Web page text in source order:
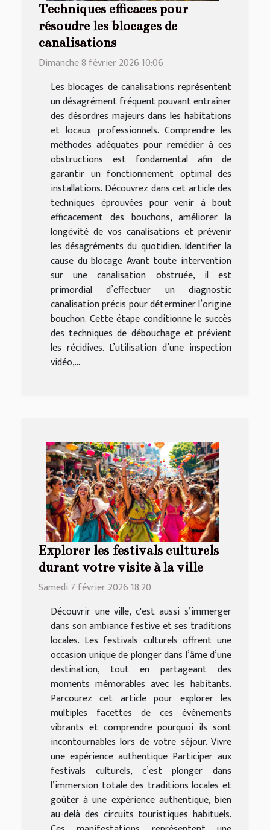
Techniques efficaces pour
résoudre les blocages de
canalisations
Dimanche 8 février 2026 10:06
Les blocages de canalisations représentent
un désagrément fréquent pouvant entraîner
des désordres majeurs dans les habitations
et locaux professionnels. Comprendre les
méthodes adéquates pour remédier à ces
obstructions est fondamental afin de
garantir un fonctionnement optimal des
installations. Découvrez dans cet article des
techniques éprouvées pour venir à bout
efficacement des bouchons, améliorer la
longévité de vos canalisations et prévenir
les désagréments du quotidien. Identifier la
cause du blocage Avant toute intervention
sur une canalisation obstruée, il est
primordial d’effectuer un diagnostic
canalisation précis pour déterminer l’origine
bouchon. Cette étape conditionne le succès
des techniques de débouchage et prévient
les récidives. L’utilisation d’une inspection
vidéo,...
Explorer les festivals culturels
durant votre visite à la ville
Samedi 7 février 2026 18:20
Découvrir une ville, c'est aussi s’immerger
dans son ambiance festive et ses traditions
locales. Les festivals culturels offrent une
occasion unique de plonger dans l’âme d’une
destination, tout en partageant des
moments mémorables avec les habitants.
Parcourez cet article pour explorer les
multiples facettes de ces événements
vibrants et comprendre pourquoi ils sont
incontournables lors de votre séjour. Vivre
une expérience authentique Participer aux
festivals culturels, c’est plonger dans
l’immersion totale des traditions locales et
goûter à une expérience authentique, bien
au-delà des circuits touristiques habituels.